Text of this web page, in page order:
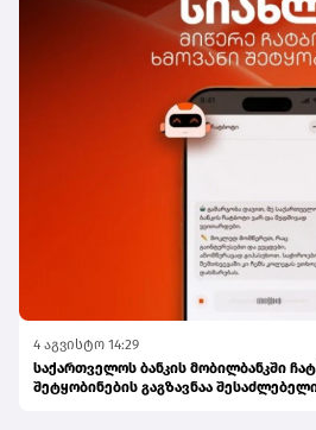
4 აგვისტო 14:29
საქართველოს ბანკის მობილბანკში
შეტყობინების გაგზავნაა